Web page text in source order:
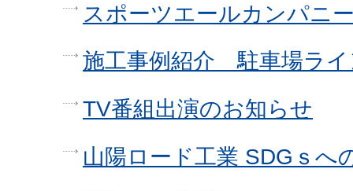
スポーツエールカンパニ
施工事例紹介 駐車場ラ
TV番組出演のお知らせ
山陽ロード工業 SDGｓへ